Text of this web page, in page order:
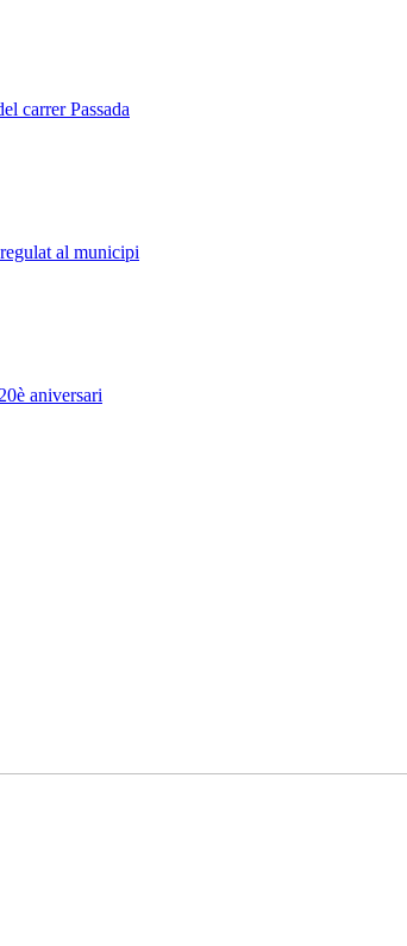
carrer Passada
al municipi
aniversari